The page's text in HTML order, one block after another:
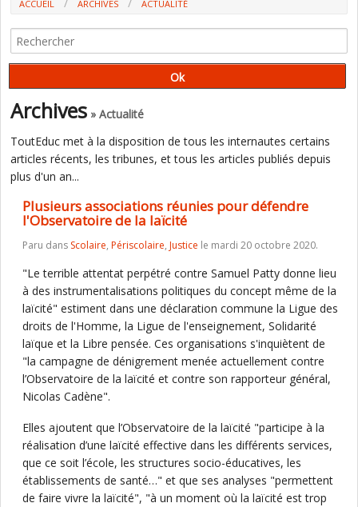
ACCUEIL ARCHIVES
ACTUALITÉ
DE LA LAÏCITÉ
Archives » Actualité
ToutEduc met à la disposition de tous les internautes certains
articles récents, les tribunes, et tous les articles publiés depuis
plus d'un an...
Plusieurs associations réunies pour défendre
l'Observatoire de la laïcité
Paru dans Scolaire, Périscolaire, Justice le mardi 20 octobre 2020.
"Le terrible attentat perpétré contre Samuel Patty donne lieu
à des instrumentalisations politiques du concept même de la
laïcité" estiment dans une déclaration commune la Ligue des
droits de l'Homme, la Ligue de l'enseignement, Solidarité
laïque et la Libre pensée. Ces organisations s'inquiètent de
"la campagne de dénigrement menée actuellement contre
l’Observatoire de la laïcité et contre son rapporteur général,
Nicolas Cadène".
Elles ajoutent que l’Observatoire de la laïcité "participe à la
réalisation d’une laïcité effective dans les différents services,
que ce soit l’école, les structures socio-éducatives, les
établissements de santé…" et que ses analyses "permettent
de faire vivre la laïcité", "à un moment où la laïcité est trop